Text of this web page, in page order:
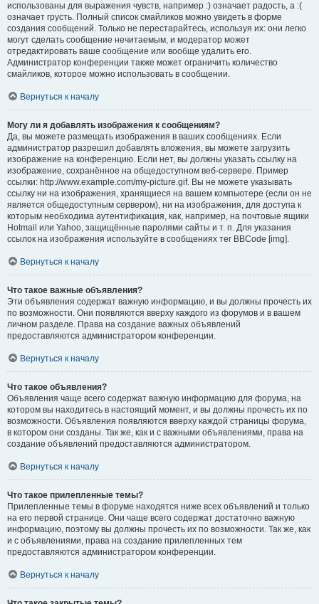
использованы для выражения чувств, например :) означает радость, а :(
означает грусть. Полный список смайликов можно увидеть в форме
создания сообщений. Только не перестарайтесь, используя их: они легко
могут сделать сообщение нечитаемым, и модератор может
отредактировать ваше сообщение или вообще удалить его.
Администратор конференции также может ограничить количество
смайликов, которое можно использовать в сообщении.
Вернуться к началу
Могу ли я добавлять изображения к сообщениям?
Да, вы можете размещать изображения в ваших сообщениях. Если
администратор разрешил добавлять вложения, вы можете загрузить
изображение на конференцию. Если нет, вы должны указать ссылку на
изображение, сохранённое на общедоступном веб-сервере. Пример
ссылки: http://www.example.com/my-picture.gif. Вы не можете указывать
ссылку ни на изображения, хранящиеся на вашем компьютере (если он не
является общедоступным сервером), ни на изображения, для доступа к
которым необходима аутентификация, как, например, на почтовые ящики
Hotmail или Yahoo, защищённые паролями сайты и т. п. Для указания
ссылок на изображения используйте в сообщениях тег BBCode [img].
Вернуться к началу
Что такое важные объявления?
Эти объявления содержат важную информацию, и вы должны прочесть их
по возможности. Они появляются вверху каждого из форумов и в вашем
личном разделе. Права на создание важных объявлений
предоставляются администратором конференции.
Вернуться к началу
Что такое объявления?
Объявления чаще всего содержат важную информацию для форума, на
котором вы находитесь в настоящий момент, и вы должны прочесть их по
возможности. Объявления появляются вверху каждой страницы форума,
в котором они созданы. Так же, как и с важными объявлениями, права на
создание объявлений предоставляются администратором.
Вернуться к началу
Что такое прилепленные темы?
Прилепленные темы в форуме находятся ниже всех объявлений и только
на его первой странице. Они чаще всего содержат достаточно важную
информацию, поэтому вы должны прочесть их по возможности. Так же, как
и с объявлениями, права на создание прилепленных тем
предоставляются администратором конференции.
Вернуться к началу